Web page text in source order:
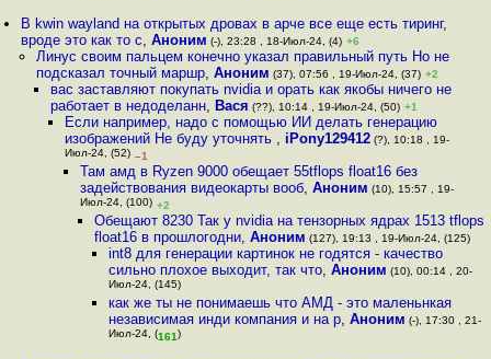
В kwin wayland на открытых дровах в арче все еще есть тиринг,
вроде это как то с,Аноним (-), 23:28 , 18-Июл-24, (4) +6
Линус своим пальцем конечно указал правильный путь Но не
подсказал точный маршр, Аноним (37), 07:56 , 19-Июл-24, (37) +2
вас заставляют покупать nvidia и орать как якобы ничего не
работает в недоделанн, Вася (??), 10:14 , 19-Июл-24, (50) +1
Если например, надо с помощью ИИ делать генерацию
изображений Не буду уточнять , iPony129412 (?), 10:18 , 19-
Июл-24, (52) –1
Там амд в Ryzen 9000 обещает 55tflops float16 без
задействования видеокарты вооб, Аноним (10), 15:57 , 19-
Июл-24, (100) +2
Обещают 8230 Так у nvidia на тензорных ядрах 1513 tflops
float16 в прошлогодни, Аноним (127), 19:13 , 19-Июл-24, (125)
int8 для генерации картинок не годятся - качество
сильно плохое выходит, так что,Аноним (10), 00:14 , 20-
Июл-24, (145)
как же ты не понимаешь что АМД - это маленьнкая
независимая инди компания и на р,Аноним (-), 17:30 , 21-
Июл-24, (161)